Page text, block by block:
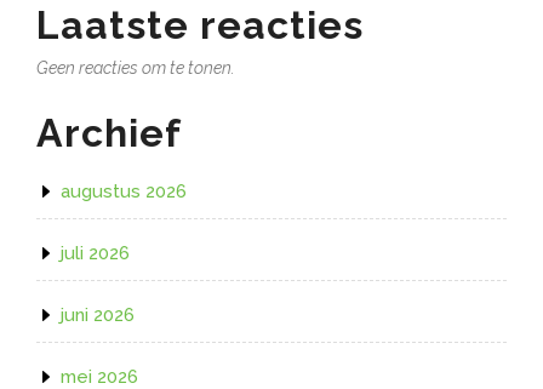
Laatste reacties
Geen reacties om te tonen.
Archief
augustus 2026
juli 2026
juni 2026
mei 2026